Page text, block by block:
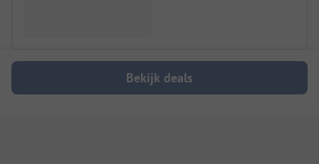
Bekijk deals